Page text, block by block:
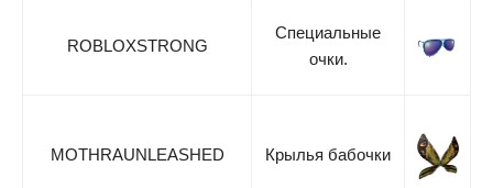
ROBLOXSTRONG
Специальные
очки.
MOTHRAUNLEASHED Крылья бабочки